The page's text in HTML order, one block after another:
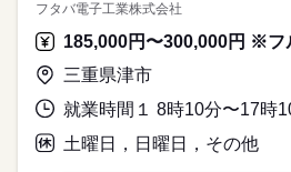
フタバ電子工業株式会社
三重県津市
土曜日，日曜日，その他